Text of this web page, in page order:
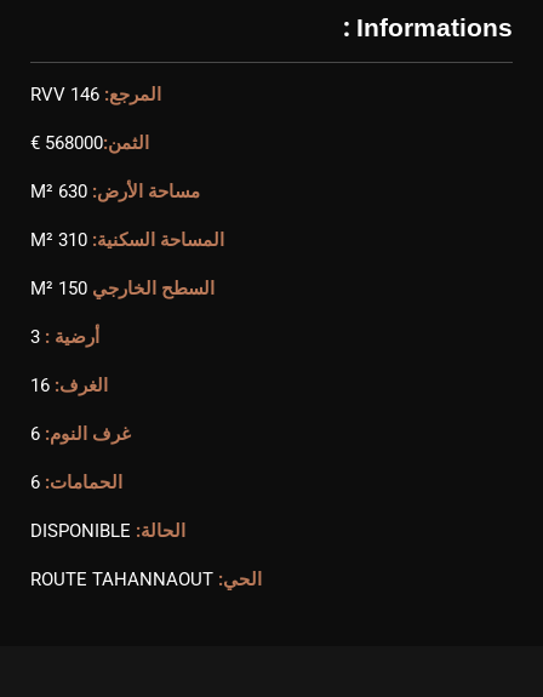
Informations :
المرجع: RVV 146
الثمن:568000 €
مساحة الأرض: 630 M²
المساحة السكنية: 310 M²
السطح الخارجي 150 M²
أرضية : 3
الغرف: 16
غرف النوم: 6
الحمامات: 6
الحالة: DISPONIBLE
الحي: ROUTE TAHANNAOUT